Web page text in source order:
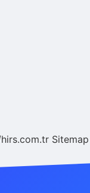
Sitemap